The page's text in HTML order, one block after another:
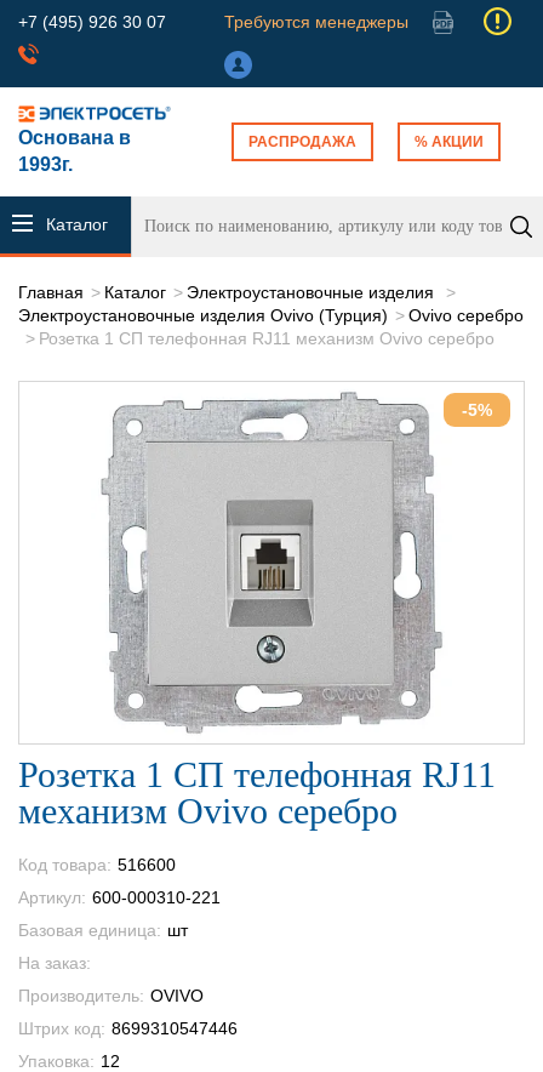
+7 (495) 926 30 07 Требуются менеджеры
Основана в
1993г.
РАСПРОДАЖА % АКЦИИ
Каталог
Главная Каталог
Электроустановочные изделия
Электроустановочные изделия Ovivo (Турция)
Ovivo серебро
Розетка 1 СП телефонная RJ11 механизм Ovivo серебро
-5%
Розетка 1 СП телефонная RJ11
механизм Ovivo серебро
Код товара: 516600
Артикул: 600-000310-221
Базовая единица: шт
На заказ:
Производитель: OVIVO
Штрих код: 8699310547446
Упаковка: 12